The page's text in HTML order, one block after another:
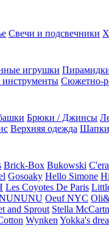
Свечи и подсвечники
игрушки
Сюжетно-
Брюки / Джинсы
Верхняя одежда
Brick-Box Bukowski
Gosoaky Hello Simone
Les Coyotes De Paris
Oeuf NYC
and Sprout Stella
Wynken Yokka's